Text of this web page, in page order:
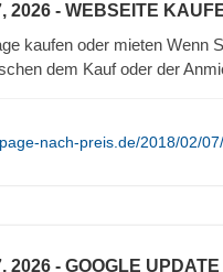
2026 - WEBSEITE
kaufen oder mieten Wenn
dem Kauf oder der
nach-preis.de/2018/02/
2026 - GOOGLE